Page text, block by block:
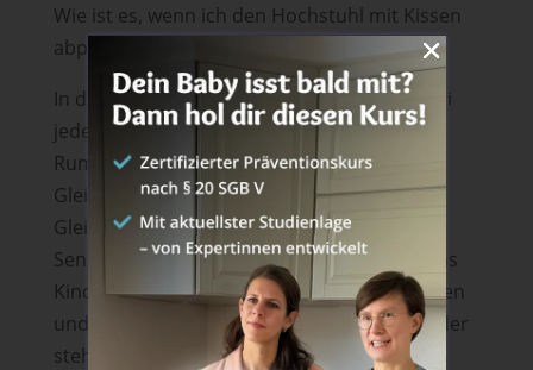
Wie ist es, wenn ich den Hochstuhl mit Kissen
abpolstere?
In der aufrechten Haltung verändert sich bei
jeder Arm-, Bein- oder Kopfbewegung die
Rumpfposition, worauf der Köper mit
Gleichgewichtsreaktionen handelt.
Gleichgewichtsreaktionen können in der
Senkrechten erst gehalten werden, wenn das
Kind selbstständig in die Senkrechte gelangen
und sich dort halten kann, egal, ob sitzen oder
stehen.